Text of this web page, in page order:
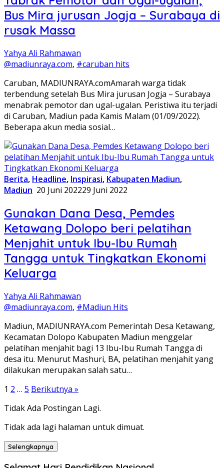
Bus Mira jurusan Jogja – Surabaya di
rusak Massa
Yahya Ali Rahmawan
@madiunraya.com, #caruban hits
Caruban, MADIUNRAYA.comAmarah warga tidak
terbendung setelah Bus Mira jurusan Jogja – Surabaya
menabrak pemotor dan ugal-ugalan. Peristiwa itu terjadi
di Caruban, Madiun pada Kamis Malam (01/09/2022).
Beberapa akun media sosial…
Berita, Headline, Inspirasi, Kabupaten Madiun,
Madiun 20 Juni 202229 Juni 2022
Gunakan Dana Desa, Pemdes
Ketawang Dolopo beri pelatihan
Menjahit untuk Ibu-Ibu Rumah
Tangga untuk Tingkatkan Ekonomi
Keluarga
Yahya Ali Rahmawan
@madiunraya.com, #Madiun Hits
Madiun, MADIUNRAYA.com Pemerintah Desa Ketawang,
Kecamatan Dolopo Kabupaten Madiun menggelar
pelatihan menjahit bagi 13 Ibu-Ibu Rumah Tangga di
desa itu. Menurut Mashuri, BA, pelatihan menjahit yang
dilakukan merupakan salah satu…
Paginasi
pos
1 2 … 5 Berikutnya »
Tidak Ada Postingan Lagi.
Tidak ada lagi halaman untuk dimuat.
Selengkapnya